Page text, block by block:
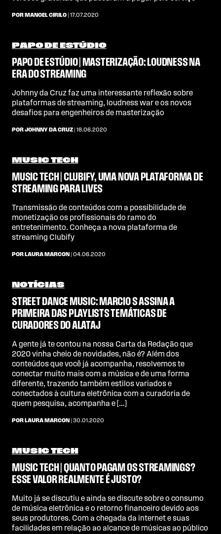
POR MANOEL CIRILO | 17.07.2020
PAPO DE ESTÚDIO
PAPO DE ESTÚDIO | MASTERIZAÇÃO: LOUDNESS NA
ERA DO STREAMING
Johnny da Cruz faz uma interessante reflexão sobre
plataformas de streaming, loudness war e os novos
desafios para engenheiros de masterização
POR JOHNNY DA CRUZ | 18.06.2020
MUSIC TECH
MUSIC TECH | CLUBIFY, UMA NOVA PLATAFORMA DE
STREAMING PARA LIVES
Transmissão de conteúdos com a possibilidade de
monetização os profissionais do ramo do
entretenimento. Conheça a nova plataforma de
streaming Clubify
POR LAURA MARCON | 04.06.2020
NOTÍCIAS
STREET DANCE MUSIC: MARCIO S ASSINA A
PRIMEIRA DAS PLAYLISTS TEMÁTICAS DE
CURADORES DO ALATAJ
A gente já te contou na nossa Carta da Redação que
2020 vinha cheio de novidades, não é? Além dos
conteúdos que você já acompanha, resolvemos te
conectar muito mais com a música e de uma forma
diferente, trazendo também estilos variados e
conectados à cultura eletrônica com a curadoria de
quem pesquisa, acompanha e […]
POR LAURA MARCON | 30.01.2020
MUSIC TECH
MUSIC TECH | QUANTO PAGAM OS STREAMINGS?
ESSE VALOR REALMENTE É JUSTO?
Muito já se discutiu e ainda se discute sobre o consumo
de música eletrônica e o retorno financeiro devido aos
seus produtores. Com a chegada da internet e suas
facilidades em relação ao alcance de músicas ao público